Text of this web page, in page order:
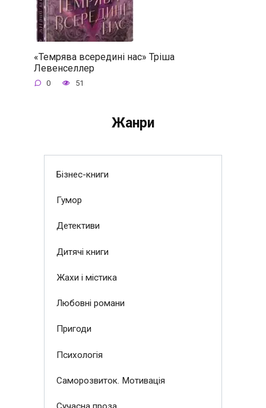
«Темрява всередині нас» Тріша
Левенселлер
0 51
Жанри
Бізнес-книги
Гумор
Детективи
Дитячі книги
Жахи і містика
Любовні романи
Пригоди
Психологія
Саморозвиток. Мотивація